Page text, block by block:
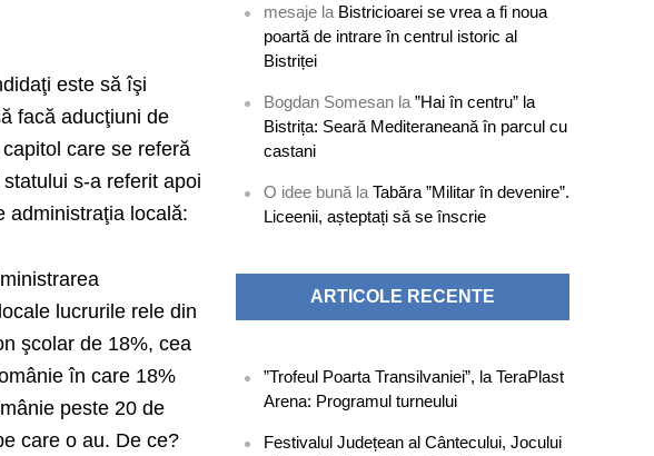
este să îşi
facă aducţiuni de
care se referă
s-a referit apoi
administraţia locală:
lucrurile rele din
şcolar de 18%, cea
în care 18%
peste 20 de
care o au. De ce?
mesaje la Bistricioarei se vrea a fi noua
poartă de intrare în centrul istoric al
Bistriței
Bogdan Somesan la”Hai în centru” la
Bistrița: Seară Mediteraneană în parcul cu
castani
O idee bună laTabăra ”Militar în devenire”.
Liceenii, așteptați să se înscrie
ARTICOLE RECENTE
”Trofeul Poarta Transilvaniei”, la TeraPlast
Arena: Programul turneului
Festivalul Județean al Cântecului, Jocului